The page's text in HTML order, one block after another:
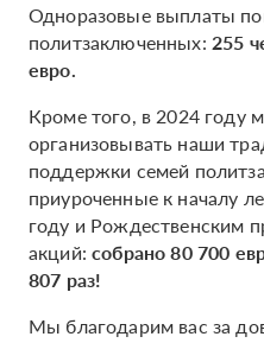
Одноразовые выплаты
политзаключенных: 255
евро.
Кроме того, в 2024 году
организовывать наши
поддержки семей
приуроченные к началу
году и Рождественским
акций:собрано 80 700
807 раз!
Мы благодарим вас за